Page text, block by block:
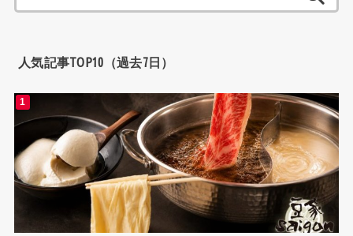
索:
人気記事TOP10（過去7日）